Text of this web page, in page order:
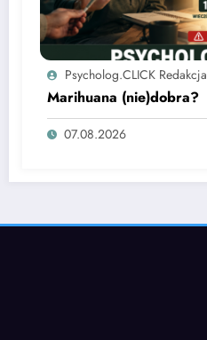
Psycholog.CLICK Redakcja
Marihuana (nie)dobra?
07.08.2026